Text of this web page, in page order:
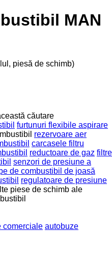
MAN
piesă de schimb)
căutare
furtunuri flexibile aspirare
rezervoare aer
carcasele filtru
reductoare de gaz filtre
senzori de presiune a
de combustibil de joasă
regulatoare de presiune
piese de schimb ale
comerciale autobuze